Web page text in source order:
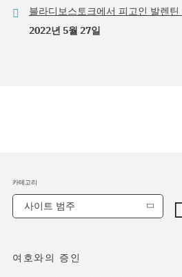
블라디보스토크에서 피고인 발렌
2022년 5월 27일
여호와의 증인
카테고리
사이트 범주